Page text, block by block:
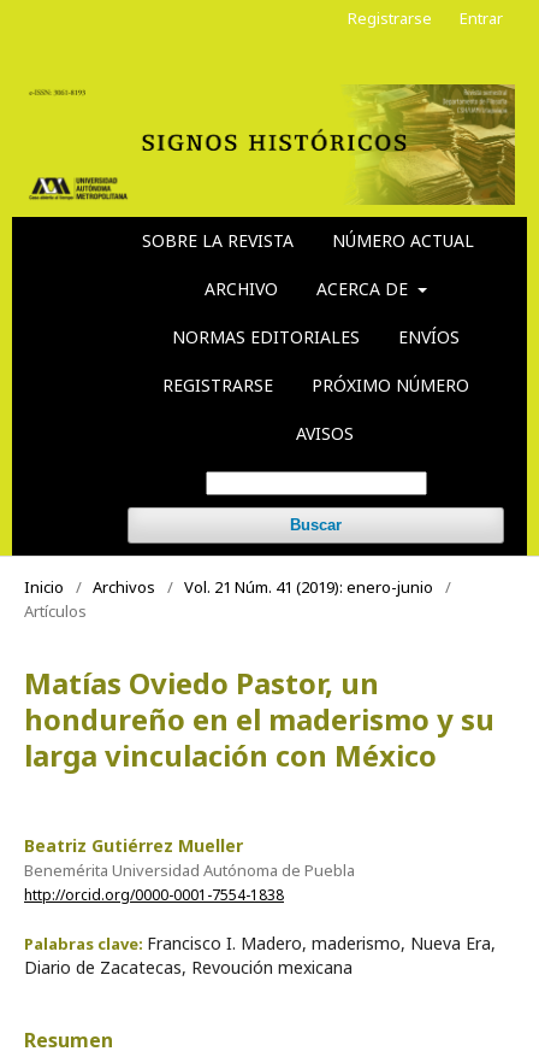
SOBRE LA REVISTA NÚMERO ACTUAL
ARCHIVO ACERCA DE
NORMAS EDITORIALES ENVÍOS
REGISTRARSE PRÓXIMO NÚMERO
AVISOS
Buscar
Registrarse Entrar
Inicio / Archivos / Vol. 21 Núm. 41 (2019): enero-junio
/
Artículos
Matías Oviedo Pastor, un
hondureño en el maderismo y su
larga vinculación con México
Beatriz Gutiérrez Mueller
Benemérita Universidad Autónoma de Puebla
http://orcid.org/0000-0001-7554-1838
Palabras clave: Francisco I. Madero, maderismo, Nueva Era,
Diario de Zacatecas, Revoución mexicana
Resumen